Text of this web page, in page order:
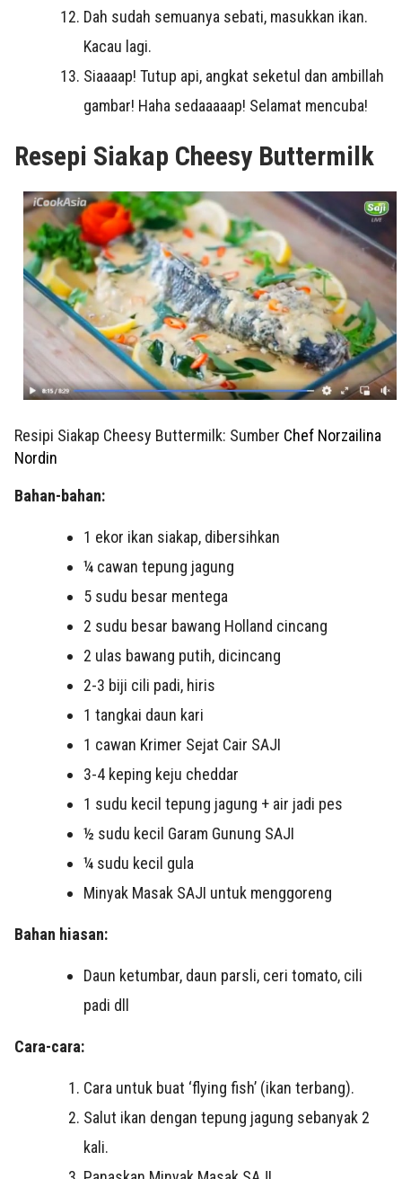
Dah sudah semuanya sebati, masukkan ikan.
Kacau lagi.
Siaaaap! Tutup api, angkat seketul dan ambillah
gambar! Haha sedaaaaap! Selamat mencuba!
Resepi Siakap Cheesy Buttermilk
Resipi Siakap Cheesy Buttermilk: Sumber Chef Norzailina
Nordin
Bahan-bahan:
1 ekor ikan siakap, dibersihkan
¼ cawan tepung jagung
5 sudu besar mentega
2 sudu besar bawang Holland cincang
2 ulas bawang putih, dicincang
2-3 biji cili padi, hiris
1 tangkai daun kari
1 cawan Krimer Sejat Cair SAJI
3-4 keping keju cheddar
1 sudu kecil tepung jagung + air jadi pes
½ sudu kecil Garam Gunung SAJI
¼ sudu kecil gula
Minyak Masak SAJI untuk menggoreng
Bahan hiasan:
Daun ketumbar, daun parsli, ceri tomato, cili
padi dll
Cara-cara:
Cara untuk buat ‘flying fish’ (ikan terbang).
Salut ikan dengan tepung jagung sebanyak 2
kali.